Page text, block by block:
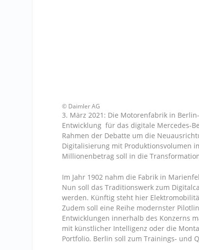
© Daimler AG
3. März 2021: Die Motorenfabrik in
Entwicklung für das digitale Mercedes-
Rahmen der Debatte um die
Digitalisierung mit Produktionsvolumen
Millionenbetrag soll in die
Im Jahr 1902 nahm die Fabrik in
Nun soll das Traditionswerk zum
werden. Künftig steht hier
Zudem soll eine Reihe modernster
Entwicklungen innerhalb des Konzerns
mit künstlicher Intelligenz oder die
Portfolio. Berlin soll zum Trainings- und